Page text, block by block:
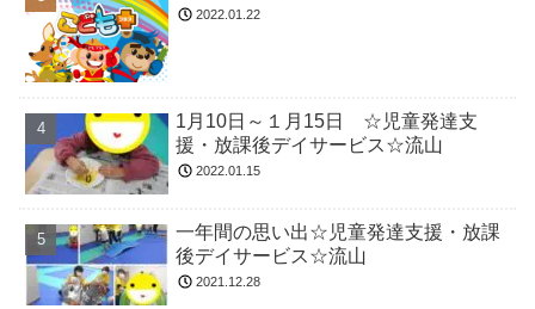
2022.01.22
1月10日～１月15日 ☆児童発達支
援・放課後デイサービス☆流山
2022.01.15
一年間の思い出☆児童発達支援・放課
後デイサービス☆流山
2021.12.28